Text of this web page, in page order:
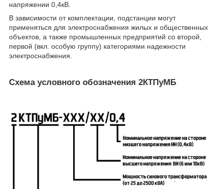
напряжении 0,4кВ.
В зависимости от комплектации, подстанции могут
применяться для электроснабжения жилых и общественных
объектов, а также промышленных предприятий со второй,
первой (вкл. особую группу) категориями надежности
электроснабжения.
Схема условного обозначения 2КТПуМБ